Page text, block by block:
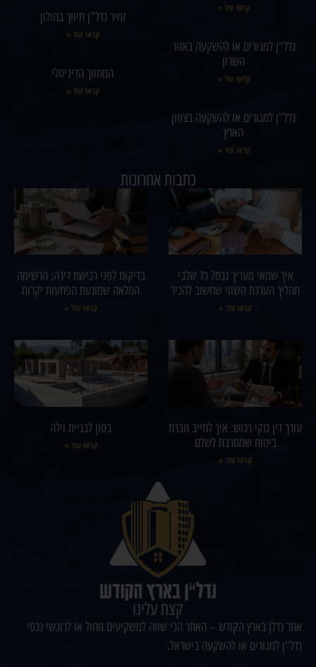
קראו עוד »
נדל"ן למגורים או להשקעה באזור
השרון
קראו עוד »
נדל"ן למגורים או להשקעה בצפון
הארץ
קראו עוד »
זמיר נדל"ן תיווך בחולון
קראו עוד »
המתווך הדיגיטלי
קראו עוד »
כתבות אחרונות
איך שמאי מעריך נכס? כל שלבי
תהליך הערכת השווי שחשוב להכיר
קראו עוד »
בדיקות לפני רכישת דירה: הרשימה
המלאה שמונעת הפתעות יקרות
קראו עוד »
עורך דין נזקי רכוש: איך לחייב חברת
ביטוח שמסרבת לשלם
קראו עוד »
בטון לבניית וילה
קראו עוד »
קצת עלינו
אתר נדלן בארץ הקודש – האתר הכי שווה למשקיעים מחול או לרוכשי נכסי
נדל"ן למגורים או להשקעה בישראל.